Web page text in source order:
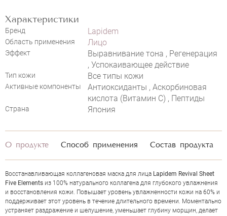
LAPIDEM REVIVAL SHEET FIVE
ELEMENTS
Характеристики
Бренд Lapidem
Область применения Лицо
Эффект
Выравнивание тона , Регенерация
, Успокаивающее действие
Тип кожи Все типы кожи
Активные компоненты
Антиоксиданты , Аскорбиновая
кислота (Витамин С) , Пептиды
Страна Япония
О продукте Способ применения Состав продукта
Восстанавливающая коллагеновая маска для лица Lapidem Revival Sheet
Five Elements из 100% натурального коллагена для глубокого увлажнения
и восстановления кожи. Повышает уровень увлажненности кожи на 60% и
поддерживает этот уровень в течение длительного времени. Моментально
устраняет раздражение и шелушение, уменьшает глубину морщин, делает